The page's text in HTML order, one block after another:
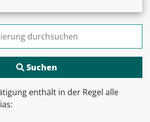
enthält in der Regel alle